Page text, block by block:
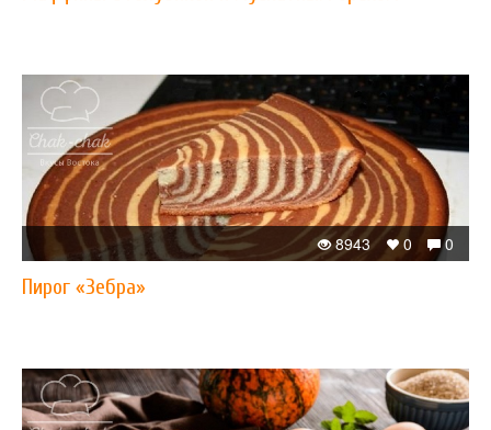
0
0
8943
Пирог «Зебра»